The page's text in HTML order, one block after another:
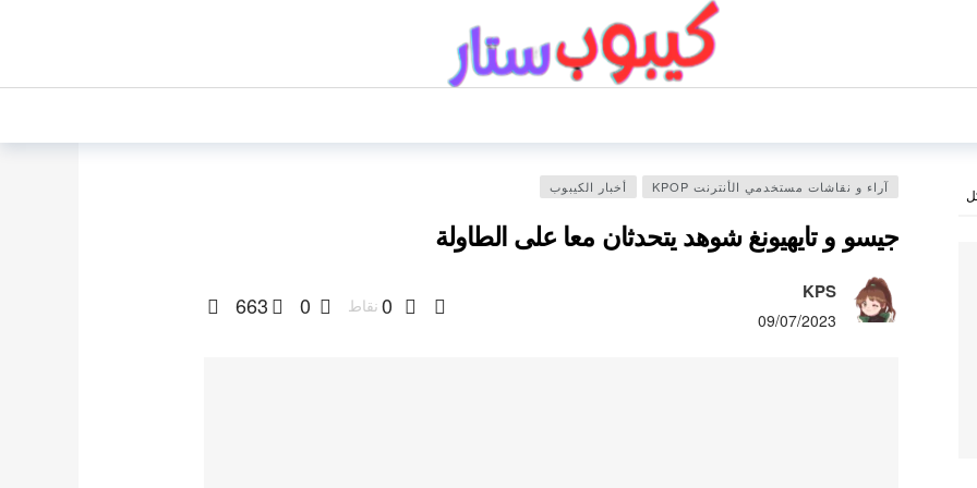
آراء و نقاشات مستخدمي الأنترنت KPOP أخبار الكيبوب
جيسو و تايهيونغ شوهد يتحدثان معا على الطاولة
KPS
09/07/2023
0 نقاط 0
663